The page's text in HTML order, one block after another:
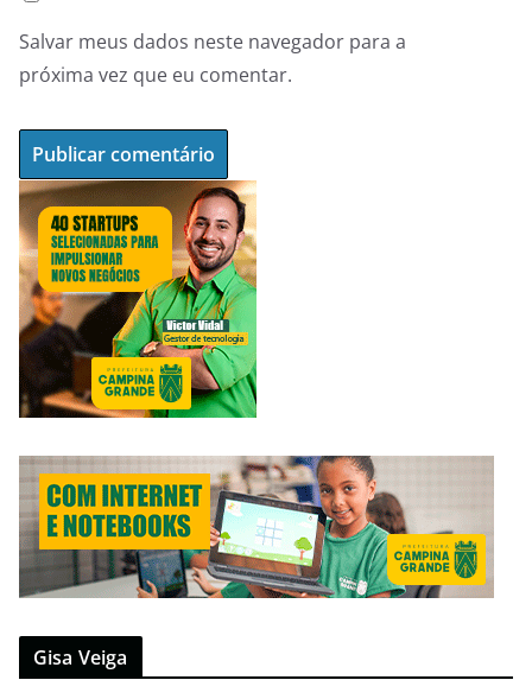
Salvar meus dados neste navegador para a
próxima vez que eu comentar.
Gisa Veiga